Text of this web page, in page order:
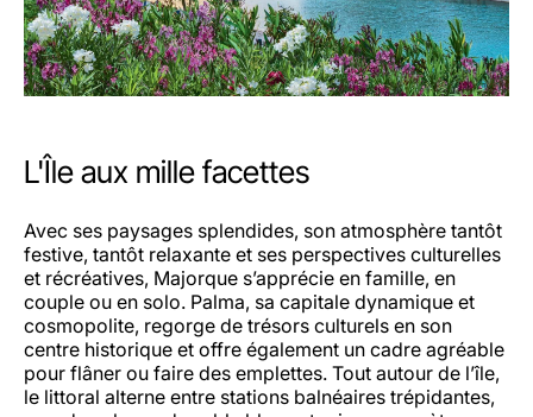
L'Île aux mille facettes
Avec ses paysages splendides, son atmosphère tantôt
festive, tantôt relaxante et ses perspectives culturelles
et récréatives, Majorque s’apprécie en famille, en
couple ou en solo. Palma, sa capitale dynamique et
cosmopolite, regorge de trésors culturels en son
centre historique et offre également un cadre agréable
pour flâner ou faire des emplettes. Tout autour de l’île,
le littoral alterne entre stations balnéaires trépidantes,